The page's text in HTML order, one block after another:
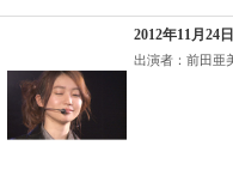
2012年11月24
出演者：前田亜